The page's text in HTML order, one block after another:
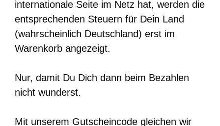
internationale Seite im Netz hat, werden die
entsprechenden Steuern für Dein Land
(wahrscheinlich Deutschland) erst im
Warenkorb angezeigt.
Nur, damit Du Dich dann beim Bezahlen
nicht wunderst.
Mit unserem Gutscheincode gleichen wir